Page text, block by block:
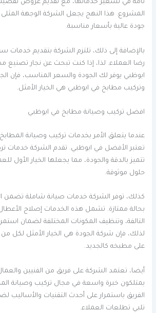
تامة في تسعير خدماتها، مع تقديم عروض
المشروع. هذا النهج يجعل الشركة الوجهة
جودة عالية بأسعار مناسبة.
بالإضافة إلى ذلك، تلتزم الشركة بتقديم خدمات
رضا العملاء. لذا، إذا كنت تبحث عن نجار
ابوظبي يوفر لك الجودة والسعر المناسب، فإن
وتركيب مطابخ في ابوظبي هي الخيار الأمثل.
افضل تركيب وصيانة مطابخ في ابوظبي
عندما يتعلق الأمر بخدمات تركيب وصيانة
تعتبر الأفضل في ابوظبي. تقدم الشركة خدمات
تتميز بالدقة والجودة، مما يجعلها الخيار الأول
حلول موثوقة.
كذلك، توفر الشركة خدمات صيانة شاملة تضمن
بحالة ممتازة. تشمل هذه الخدمات إصلاح
التالفة، وتنظيف المكونات المختلفة لضمان استمرار
لذلك، فإن شركة الجودة هي الخيار الأمثل لكل
على مطبخه كالجديد.
أيضا، تعتمد الشركة على فريق من الفنيين
يمتلكون خبرة واسعة في مجال تركيب وصيانة
الفريق باستمرار على أحدث التقنيات والأساليب
تلبي تطلعات العملاء.